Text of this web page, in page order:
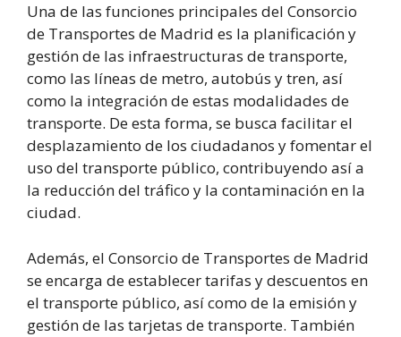
Una de las funciones principales del Consorcio
de Transportes de Madrid es la planificación y
gestión de las infraestructuras de transporte,
como las líneas de metro, autobús y tren, así
como la integración de estas modalidades de
transporte. De esta forma, se busca facilitar el
desplazamiento de los ciudadanos y fomentar el
uso del transporte público, contribuyendo así a
la reducción del tráfico y la contaminación en la
ciudad.
Además, el Consorcio de Transportes de Madrid
se encarga de establecer tarifas y descuentos en
el transporte público, así como de la emisión y
gestión de las tarjetas de transporte. También